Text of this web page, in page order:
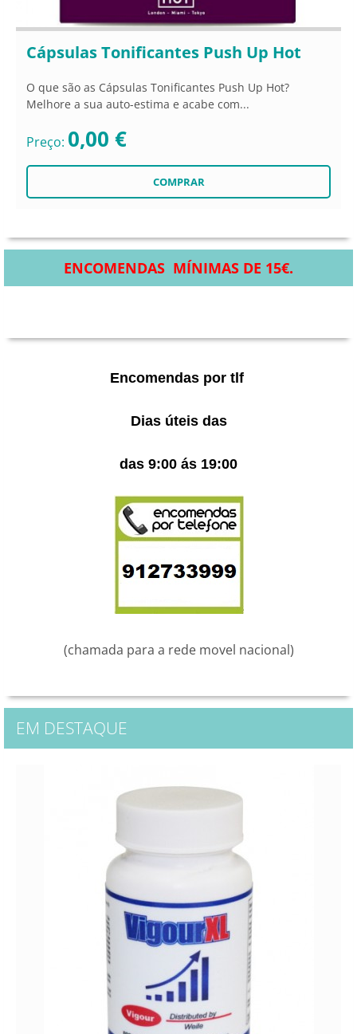
Cápsulas Tonificantes Push Up Hot
O que são as Cápsulas Tonificantes Push Up Hot?
Melhore a sua auto-estima e acabe com...
Preço: 0,00 €
ENCOMENDAS MÍNIMAS DE 15€.
Encomendas por tlf
Dias úteis das
das 9:00 ás 19:00
(chamada para a rede movel nacional)
EM DESTAQUE